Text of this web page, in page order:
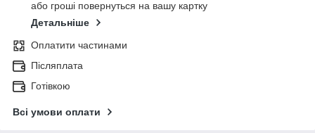
або гроші повернуться на вашу картку
Детальніше
Оплатити частинами
Післяплата
Готівкою
Всі умови оплати